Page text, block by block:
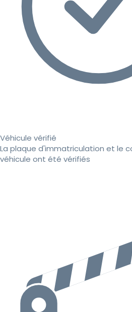
Véhicule vérifié
La plaque d'immatriculation et le
véhicule ont été vérifiés